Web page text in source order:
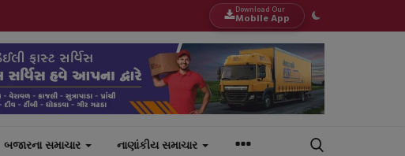
Download Our
Mobile App
બજારના સમાચાર નાણાંકીય સમાચાર